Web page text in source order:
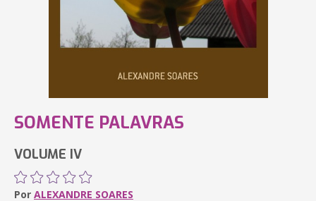
SOMENTE PALAVRAS
VOLUME IV
Por ALEXANDRE SOARES